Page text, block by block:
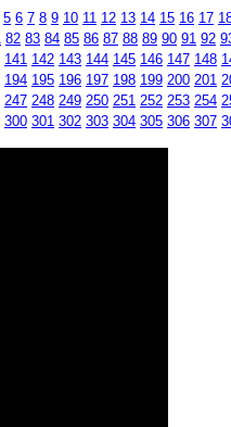
5 6 7 8 9 10 11 12 13 14 15 16 17
82 83 84 85 86 87 88 89 90 91 92
141 142 143 144 145 146 147 148
194 195 196 197 198 199 200 201
247 248 249 250 251 252 253 254
300 301 302 303 304 305 306 307